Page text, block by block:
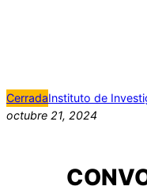
CerradaInstituto de
octubre 21, 2024